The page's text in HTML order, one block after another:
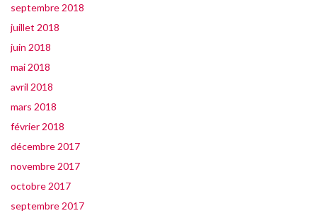
septembre 2018
juillet 2018
juin 2018
mai 2018
avril 2018
mars 2018
février 2018
décembre 2017
novembre 2017
octobre 2017
septembre 2017